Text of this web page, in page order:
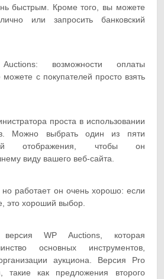
быстрым. Кроме того, вы можете
или запросить банковский
возможности оплаты
с покупателей просто взять
проста в использовании
Можно выбрать один из пяти
отображения, чтобы он
виду вашего веб-сайта.
но работает он очень хорошо: если
это хороший выбор.
версия WP Auctions, которая
основных инструментов,
аукциона. Версия Pro
такие как предложения второго